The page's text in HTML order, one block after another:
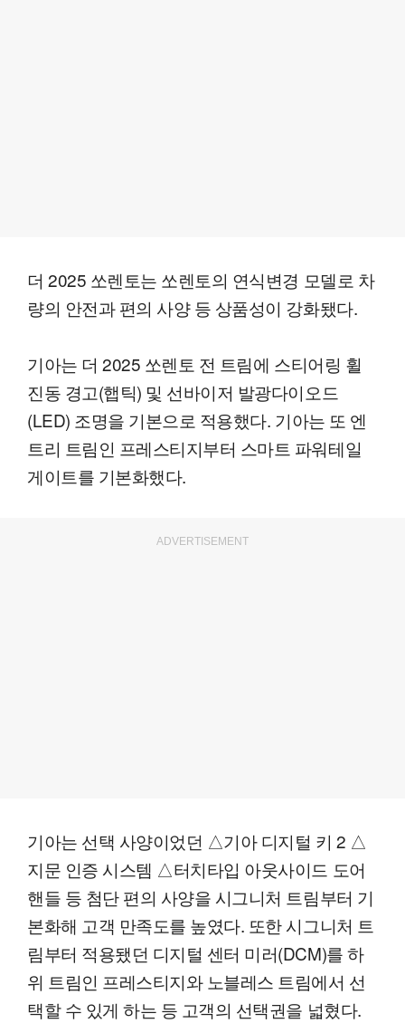
더 2025 쏘렌토는 쏘렌토의 연식변경 모델로 차
량의 안전과 편의 사양 등 상품성이 강화됐다.
기아는 더 2025 쏘렌토 전 트림에 스티어링 휠
진동 경고(햅틱) 및 선바이저 발광다이오드
(LED) 조명을 기본으로 적용했다. 기아는 또 엔
트리 트림인 프레스티지부터 스마트 파워테일
게이트를 기본화했다.
ADVERTISEMENT
기아는 선택 사양이었던 △기아 디지털 키 2 △
지문 인증 시스템 △터치타입 아웃사이드 도어
핸들 등 첨단 편의 사양을 시그니처 트림부터 기
본화해 고객 만족도를 높였다. 또한 시그니처 트
림부터 적용됐던 디지털 센터 미러(DCM)를 하
위 트림인 프레스티지와 노블레스 트림에서 선
택할 수 있게 하는 등 고객의 선택권을 넓혔다.